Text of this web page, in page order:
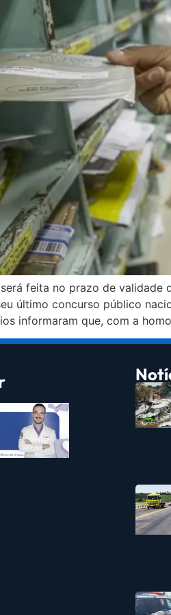
feita no prazo de
último concurso público
informaram que, com a